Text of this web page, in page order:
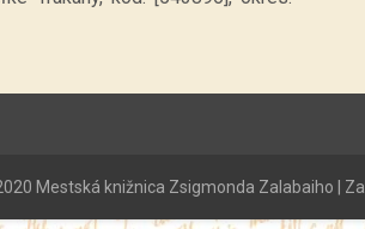
Mestská knižnica Zsigmonda Zalabaiho |